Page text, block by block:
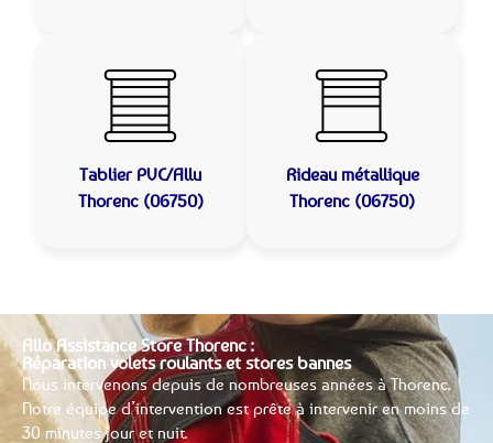
Tablier PVC/Allu
Thorenc (06750)
Rideau métallique
Thorenc (06750)
Allo Assistance Store Thorenc :
Réparation volets roulants et stores bannes
Nous intervenons depuis de nombreuses années à Thorenc.
Notre équipe d’intervention est prête à intervenir en moins de
30 minutes jour et nuit.